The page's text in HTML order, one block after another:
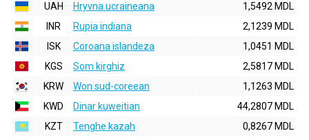
UAH
Hryvna ucraineana
1,5492 MDL
INR
Rupia indiana
2,1239 MDL
ISK
Coroana islandeza
1,0451 MDL
KGS
Som kirghiz
2,5817 MDL
KRW
Won sud-coreean
1,1263 MDL
KWD
Dinar kuweitian
44,2807 MDL
KZT
Tenghe kazah
0,8267 MDL